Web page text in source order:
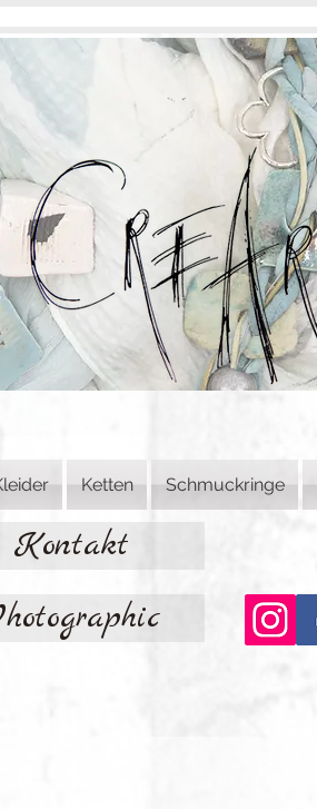
Ketten Schmuckringe
Kontakt